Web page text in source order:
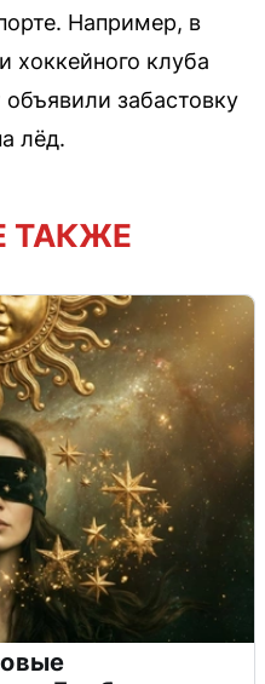
Например, в
хоккейного клуба
забастовку
лёд.
ТАКЖЕ